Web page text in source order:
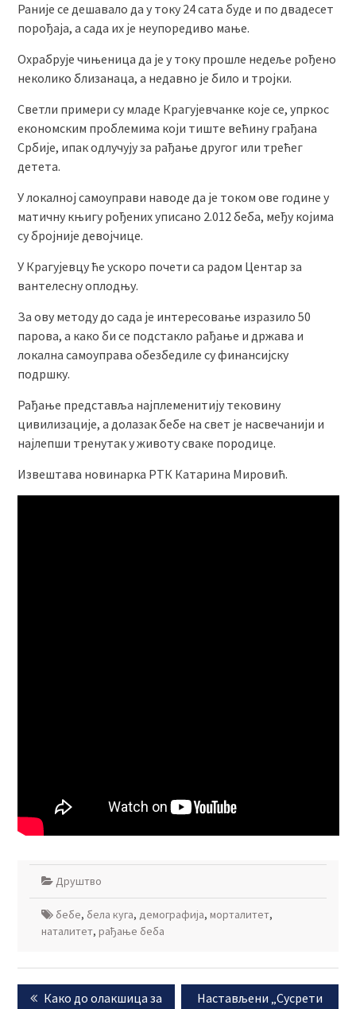
Раније се дешавало да у току 24 сата буде и по двадесет
порођаја, а сада их је неупоредиво мање.
Охрабрује чињеница да је у току прошле недеље рођено
неколико близанаца, а недавно је било и тројки.
Светли примери су младе Крагујевчанке које се, упркос
економским проблемима који тиште већину грађана
Србије, ипак одлучују за рађање другог или трећег
детета.
У локалној самоуправи наводе да је током ове године у
матичну књигу рођених уписано 2.012 беба, међу којима
су бројније девојчице.
У Крагујевцу ће ускоро почети са радом Центар за
вантелесну оплодњу.
За ову методу до сада је интересовање изразило 50
парова, а како би се подстакло рађање и држава и
локална самоуправа обезбедиле су финансијску
подршку.
Рађање представља најплеменитију тековину
цивилизације, а долазак бебе на свет је насвечанији и
најлепши тренутак у животу сваке породице.
Извештава новинарка РТК Катарина Мировић.
Друштво
бебе, бела куга, демографија, морталитет,
наталитет, рађање беба
Кретање
чланкаPrevious
Како до олакшица за
Next
Настављени „Сусрети